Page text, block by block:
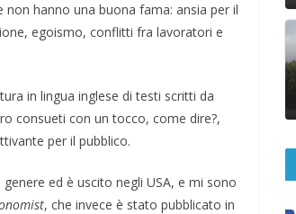
hanno una buona fama: ansia per il
egoismo, conflitti fra lavoratori e
in lingua inglese di testi scritti da
consueti con un tocco, come dire?,
per il pubblico.
ed è uscito negli USA, e mi sono
, che invece è stato pubblicato in